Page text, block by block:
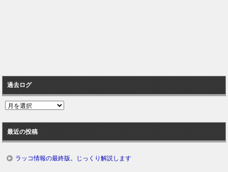
過去ログ
過
ロ
グ
最近の投稿
ラッコ情報の最終版。じっくり解説します